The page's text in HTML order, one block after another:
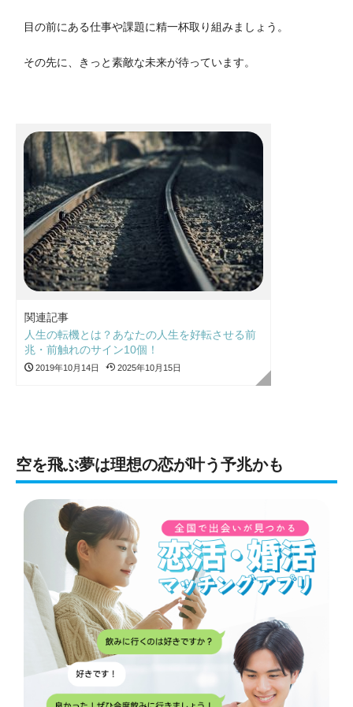
目の前にある仕事や課題に精一杯取り組みましょう。
その先に、きっと素敵な未来が待っています。
関連記事
人生の転機とは？あなたの人生を好転させる前
兆・前触れのサイン10個！
2019年10月14日 2025年10月15日
空を飛ぶ夢は理想の恋が叶う予兆かも